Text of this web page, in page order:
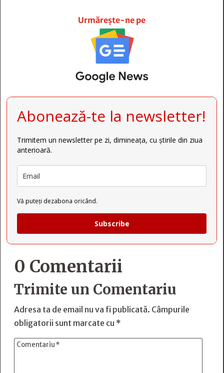
Urmărește-ne pe
Abonează-te la newsletter!
Trimitem un newsletter pe zi, dimineața, cu știrile din ziua
anterioară.
Vă puteți dezabona oricând.
Subscribe
0 Comentarii
Trimite un Comentariu
Adresa ta de email nu va fi publicată. Câmpurile
obligatorii sunt marcate cu *